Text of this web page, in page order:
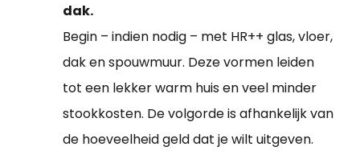
dak.
Begin – indien nodig – met HR++ glas, vloer,
dak en spouwmuur. Deze vormen leiden
tot een lekker warm huis en veel minder
stookkosten. De volgorde is afhankelijk van
de hoeveelheid geld dat je wilt uitgeven.